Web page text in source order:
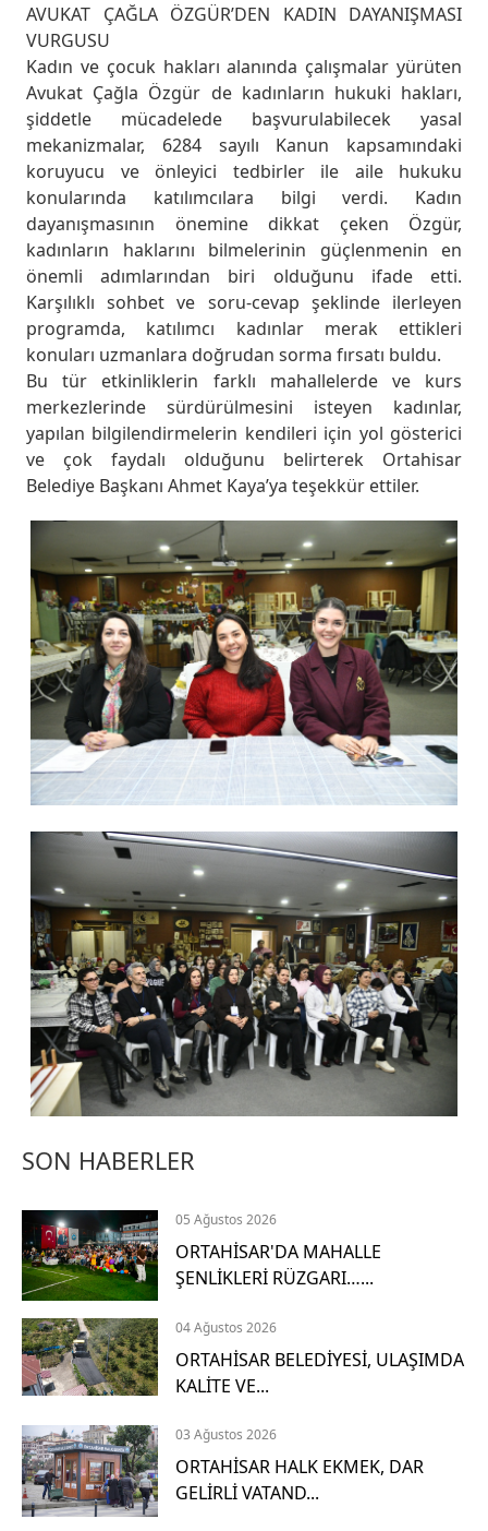
Hızlı
Menüler
X
AVUKAT ÇAĞLA ÖZGÜR’DEN KADIN DAYANIŞMASI
VURGUSU
Kadın ve çocuk hakları alanında çalışmalar yürüten
Avukat Çağla Özgür de kadınların hukuki hakları,
şiddetle mücadelede başvurulabilecek yasal
mekanizmalar, 6284 sayılı Kanun kapsamındaki
koruyucu ve önleyici tedbirler ile aile hukuku
konularında katılımcılara bilgi verdi. Kadın
dayanışmasının önemine dikkat çeken Özgür,
kadınların haklarını bilmelerinin güçlenmenin en
önemli adımlarından biri olduğunu ifade etti.
Karşılıklı sohbet ve soru-cevap şeklinde ilerleyen
programda, katılımcı kadınlar merak ettikleri
konuları uzmanlara doğrudan sorma fırsatı buldu.
Bu tür etkinliklerin farklı mahallelerde ve kurs
merkezlerinde sürdürülmesini isteyen kadınlar,
yapılan bilgilendirmelerin kendileri için yol gösterici
ve çok faydalı olduğunu belirterek Ortahisar
Belediye Başkanı Ahmet Kaya’ya teşekkür ettiler.
SON HABERLER
05 Ağustos 2026
ORTAHİSAR'DA MAHALLE
ŞENLİKLERİ RÜZGARI…...
04 Ağustos 2026
ORTAHİSAR BELEDİYESİ, ULAŞIMDA
KALİTE VE...
03 Ağustos 2026
ORTAHİSAR HALK EKMEK, DAR
GELİRLİ VATAND...